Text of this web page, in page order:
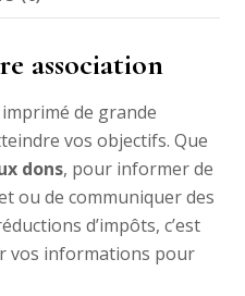
association
de grande
vos objectifs. Que
dons, pour informer de
ou de communiquer des
d’impôts, c’est
vos informations pour